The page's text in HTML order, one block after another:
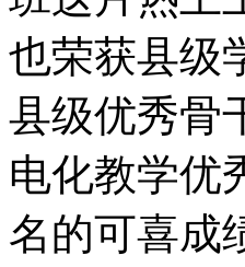
也荣获县级
县级优秀骨
电化教学优
名的可喜成